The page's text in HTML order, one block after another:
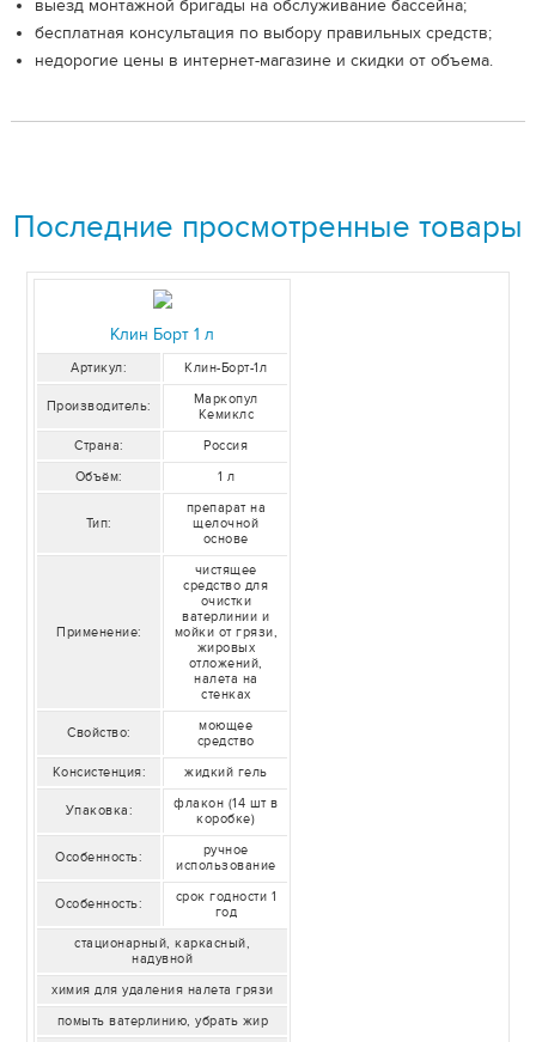
выезд монтажной бригады на обслуживание бассейна;
бесплатная консультация по выбору правильных средств;
недорогие цены в интернет-магазине и скидки от объема.
Последние просмотренные товары
Клин Борт 1 л
Артикул: Клин-Борт-1л
Производитель:
Маркопул
Кемиклс
Страна:
Россия
Объём:
1 л
Тип:
препарат на
щелочной
основе
Применение:
чистящее
средство для
очистки
ватерлинии и
мойки от грязи,
жировых
отложений,
налета на
стенках
Свойство:
моющее
средство
Консистенция:
жидкий гель
Упаковка:
флакон (14 шт в
коробке)
Особенность:
ручное
использование
Особенность:
срок годности 1
год
стационарный, каркасный,
надувной
химия для удаления налета грязи
помыть ватерлинию, убрать жир